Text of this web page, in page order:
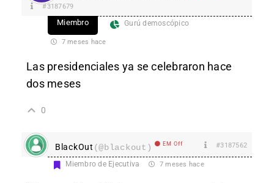
#3187679
Miembro Gurú demoscópico
7 meses hace
Las presidenciales ya se celebraron hace
dos meses
0
BlackOut (@blackout) EM Off #3187562
Miembro de Ejecutiva 7 meses hace